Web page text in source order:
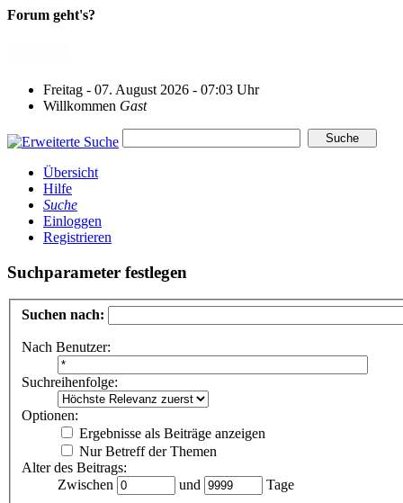
Forum geht's?
Freitag - 07. August 2026 - 07:03 Uhr
Willkommen Gast
Übersicht
Hilfe
Suche
Einloggen
Registrieren
Suchparameter festlegen
Suchen nach:
Nach Benutzer:
Suchreihenfolge:
Optionen:
Ergebnisse als Beiträge anzeigen
Nur Betreff der Themen
Alter des Beitrags:
Zwischen
und Tage